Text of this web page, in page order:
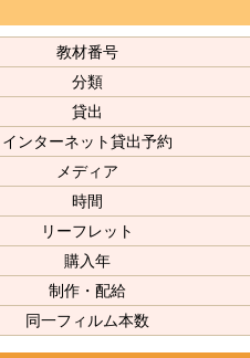
教材番号
分類
貸出
インターネット貸出予約
メディア
時間
リーフレット
購入年
制作・配給
同一フィルム本数